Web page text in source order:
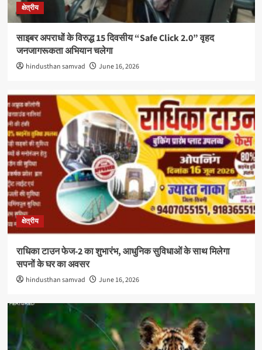
क्षेत्रीय
साइबर अपराधों के विरुद्ध 15 दिवसीय “Safe Click 2.0” वृहद
जनजागरूकता अभियान चलेगा
hindusthan samvad June 16, 2026
क्षेत्रीय
राधिका टाउन फेज-2 का शुभारंभ, आधुनिक सुविधाओं के साथ मिलेगा
सपनों के घर का अवसर
hindusthan samvad June 16, 2026